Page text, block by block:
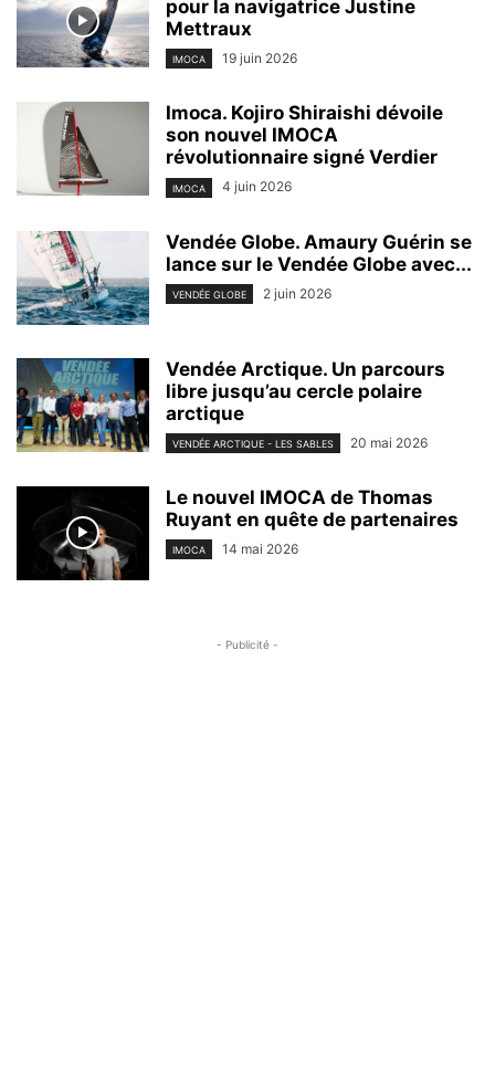
pour la navigatrice Justine
Mettraux
IMOCA 19 juin 2026
Imoca. Kojiro Shiraishi dévoile
son nouvel IMOCA
révolutionnaire signé Verdier
IMOCA 4 juin 2026
Vendée Globe. Amaury Guérin se
lance sur le Vendée Globe avec...
VENDÉE GLOBE 2 juin 2026
Vendée Arctique. Un parcours
libre jusqu’au cercle polaire
arctique
VENDÉE ARCTIQUE - LES SABLES 20 mai 2026
Le nouvel IMOCA de Thomas
Ruyant en quête de partenaires
IMOCA 14 mai 2026
- Publicité -